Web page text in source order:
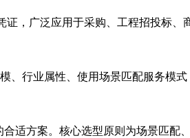
，广泛应用于采购、工程招投标
行业属性、使用场景匹配服务模
适方案。核心选型原则为场景匹